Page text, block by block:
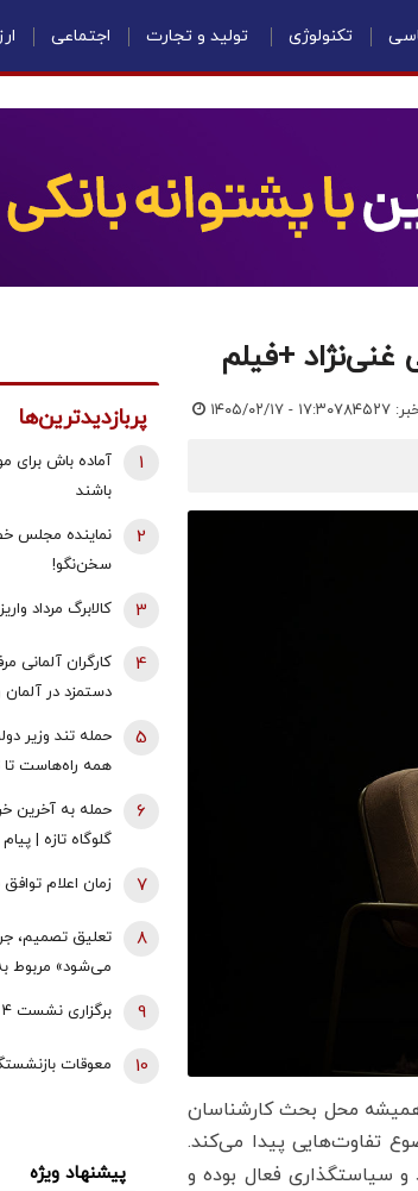
تکنولوژی تولید و تجارت اجتماعی
+فیلم
۱۴۰۵/۰۲/۱۷ - ۱۷:۳۰
همیشه محل بحث کارشناسان
تفاوت‌هایی پیدا می‌کند.
سیاستگذاری فعال بوده و
پربازدیدترین‌ها
آماده باش برای
باشند
1
نماینده مجلس
سخن‌نگو!
2
کالابرگ مرداد 3
کارگران آلمانی
دستمزد در
4
حمله تند وزیر
همه راه‌هاست تا
5
حمله به آخرین
گلوگاه تازه |
6
زمان اعلام 7
تعلیق تصمیم،
می‌شود» مربوط
خود نمی‌بیند
8
برگزاری نشست ۴ جانبه در اردن با محوریت ایران و آمریکا 9
معوقات 10
پیشنهاد ویژه